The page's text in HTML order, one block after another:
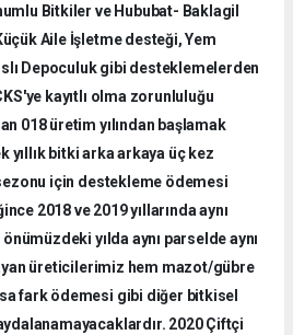
Bitkiler ve Hububat- Baklagil
Aile İşletme desteği, Yem
Depoculuk gibi desteklemelerden
kayıtlı olma zorunluluğu
018 üretim yılından başlamak
yıllık bitki arka arkaya üç kez
için destekleme ödemesi
2018 ve 2019 yıllarında aynı
yılda aynı parselde aynı
üreticilerimiz hem mazot/gübre
fark ödemesi gibi diğer bitkisel
2020 Çiftçi